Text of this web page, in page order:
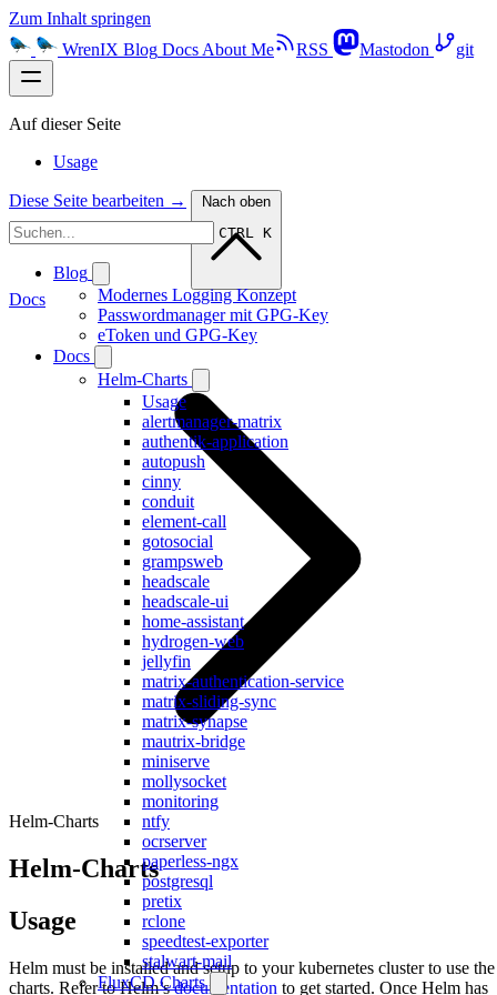
Zum Inhalt springen
WrenIX Blog Docs About Me RSS Mastodon git
CTRL K
Blog
Modernes Logging Konzept
Passwordmanager mit GPG-Key
eToken und GPG-Key
Docs
Helm-Charts
Usage
alertmanager-matrix
authentik-application
autopush
cinny
conduit
element-call
gotosocial
grampsweb
headscale
headscale-ui
home-assistant
hydrogen-web
jellyfin
matrix-authentication-service
matrix-sliding-sync
matrix-synapse
mautrix-bridge
miniserve
mollysocket
monitoring
ntfy
ocrserver
paperless-ngx
postgresql
pretix
rclone
speedtest-exporter
stalwart-mail
FluxCD Charts
Auf dieser Seite
Usage
Diese Seite bearbeiten → Nach oben
Docs
Helm-Charts
Helm-Charts
Usage
Helm must be installed and setup to your kubernetes cluster to use the
charts. Refer to Helm’sdocumentation to get started. Once Helm has